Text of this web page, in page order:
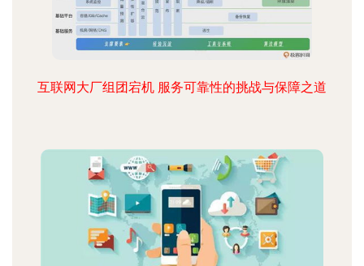
互联网大厂组团宕机 服务可靠性的挑战与保障之道